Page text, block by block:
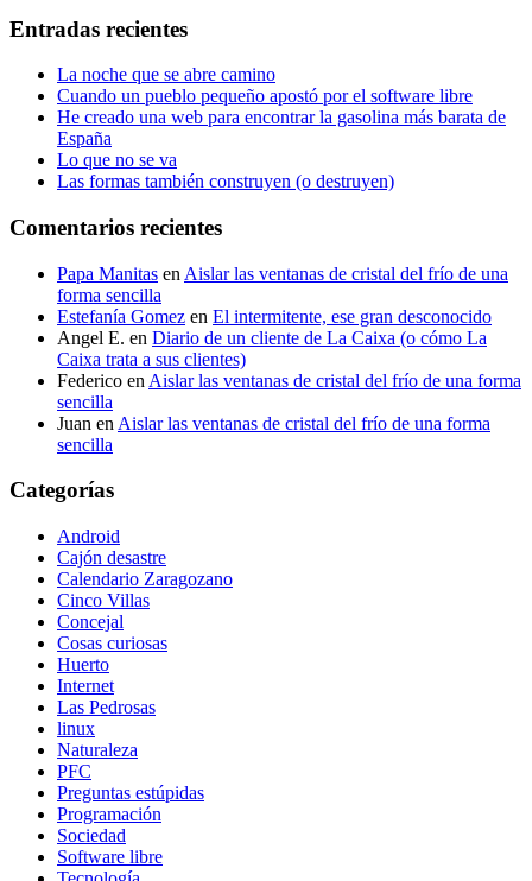
Entradas recientes
La noche que se abre camino
Cuando un pueblo pequeño apostó por el software libre
He creado una web para encontrar la gasolina más barata de
España
Lo que no se va
Las formas también construyen (o destruyen)
Comentarios recientes
Papa Manitas en Aislar las ventanas de cristal del frío de una
forma sencilla
Estefanía Gomez en El intermitente, ese gran desconocido
Angel E. en Diario de un cliente de La Caixa (o cómo La
Caixa trata a sus clientes)
Federico en Aislar las ventanas de cristal del frío de una forma
sencilla
Juan en Aislar las ventanas de cristal del frío de una forma
sencilla
Categorías
Android
Cajón desastre
Calendario Zaragozano
Cinco Villas
Concejal
Cosas curiosas
Huerto
Internet
Las Pedrosas
linux
Naturaleza
PFC
Preguntas estúpidas
Programación
Sociedad
Software libre